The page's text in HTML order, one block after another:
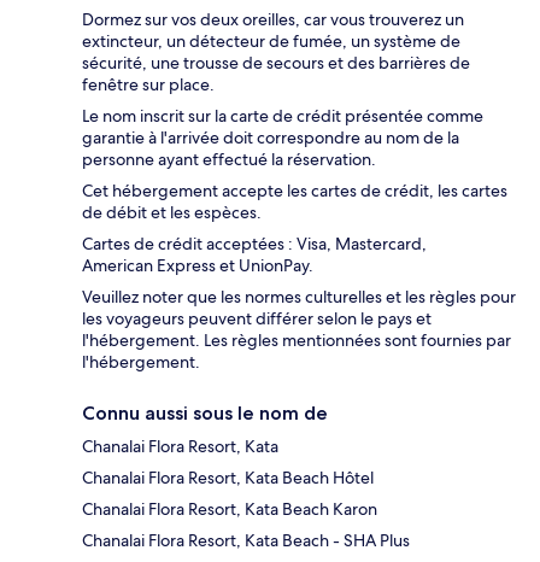
Dormez sur vos deux oreilles, car vous trouverez un
extincteur, un détecteur de fumée, un système de
sécurité, une trousse de secours et des barrières de
fenêtre sur place.
Le nom inscrit sur la carte de crédit présentée comme
garantie à l'arrivée doit correspondre au nom de la
personne ayant effectué la réservation.
Cet hébergement accepte les cartes de crédit, les cartes
de débit et les espèces.
Cartes de crédit acceptées : Visa, Mastercard,
American Express et UnionPay.
Veuillez noter que les normes culturelles et les règles pour
les voyageurs peuvent différer selon le pays et
l'hébergement. Les règles mentionnées sont fournies par
l'hébergement.
Connu aussi sous le nom de
Chanalai Flora Resort, Kata
Chanalai Flora Resort, Kata Beach Hôtel
Chanalai Flora Resort, Kata Beach Karon
Chanalai Flora Resort, Kata Beach - SHA Plus